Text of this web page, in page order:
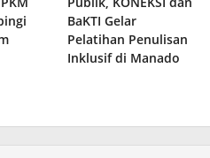
BaKTI Gelar
Pelatihan Penulisan
Inklusif di Manado